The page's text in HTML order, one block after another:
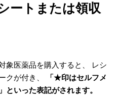
ートまたは領収
象医薬品を購入すると、 レシ
クが付き、
「★印はセルフメ
といった表記がされます。